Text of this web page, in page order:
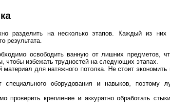
разделить на несколько этапов. Каждый из них
результата.
освободить ванную от лишних предметов,
чтобы избежать трудностей на следующих этапах.
материал для натяжного потолка. Не стоит
специального оборудования и навыков, поэтому
проверить крепление и аккуратно обработать